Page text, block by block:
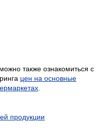
также ознакомиться с
цен на основные
продукции